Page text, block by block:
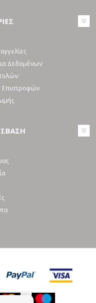
Δεδομένων
Επιστροφών